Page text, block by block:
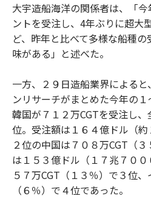
大宇造船海洋の関係者は、「
ントを受注し、4年ぶりに超大
ど、昨年と比べて多様な船種
味がある」と述べた。
一方、２９日造船業界による
ンリサーチがまとめた今年の１
韓国が７１２万CGTを受注し
位。受注額は１６４億ドル（約
２位の中国は７０８万CGT（
は１５３億ドル（１７兆７０
５７万CGT（１３％）で３位
（６％）で４位であった。